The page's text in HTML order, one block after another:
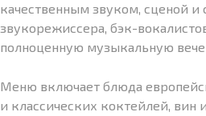
качественным звуком, сценой
звукорежиссера, бэк-
полноценную музыкальную
Меню включает блюда
и классических коктейлей,